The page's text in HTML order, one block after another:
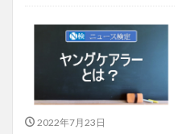
2022年7月23日